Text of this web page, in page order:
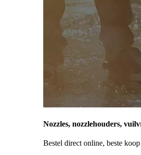
Nozzles, nozzlehouders,
Bestel direct online, beste koop